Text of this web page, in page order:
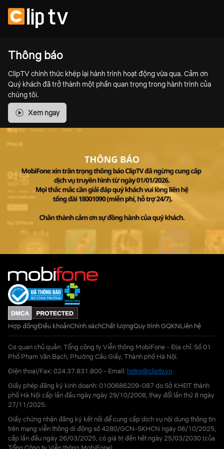
Thông báo
ClipTV chính thức khép lại hành trình hoạt động vừa qua. Cảm ơn
Quý khách đã trở thành một phần quan trọng trong hành trình của
chúng tôi.
Xem ngay
Hợp đồngĐiều khoảnChính sáchChất lượngQuy trình GQKNLiên hệ
Cơ quan chủ quản: Tổng công ty Viễn thông MobiFone - Địa chỉ: Số 01
Phố Phạm Văn Bạch, Phường Cầu Giấy, Thành phố Hà Nội.
Điện thoại/Fax: 024.37.831.800 - Email: hotro@cliptv.vn
Giấy phép đăng ký kinh doanh: 0100686209-087 do Sở KHĐT thành
phố Hà Nội cấp lần đầu ngày ngày 29/10/2008, thay đổi lần thứ 8 ngày
27/11/2025.
Giấy chứng nhận đăng ký kết nối để cung cấp dịch vụ nội dung thông tin
trên mạng viễn thông di động số 4280/GCN-SKHCN ngày 06/10/2025,
cấp lần đầu ngày 26/03/2025, có giá trị đến hết ngày 25/03/2030 (của